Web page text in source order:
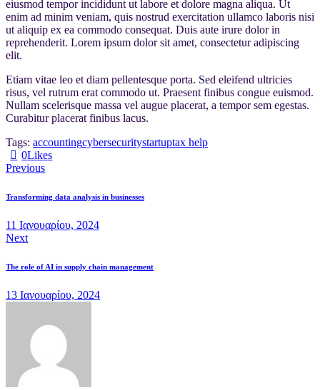
eiusmod tempor incididunt ut labore et dolore magna aliqua. Ut
enim ad minim veniam, quis nostrud exercitation ullamco laboris nisi
ut aliquip ex ea commodo consequat. Duis aute irure dolor in
reprehenderit. Lorem ipsum dolor sit amet, consectetur adipiscing
elit.
Etiam vitae leo et diam pellentesque porta. Sed eleifend ultricies
risus, vel rutrum erat commodo ut. Praesent finibus congue euismod.
Nullam scelerisque massa vel augue placerat, a tempor sem egestas.
Curabitur placerat finibus lacus.
Tags: accountingcybersecuritystartuptax help
0Likes
Previous
Transforming data analysis in businesses
11 Ιανουαρίου, 2024
Next
The role of AI in supply chain management
13 Ιανουαρίου, 2024